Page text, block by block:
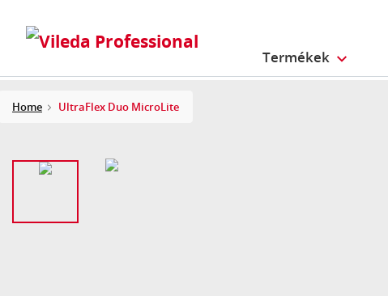
Termékek
Home UltraFlex Duo MicroLite